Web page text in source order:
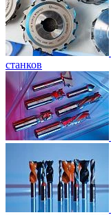
станков